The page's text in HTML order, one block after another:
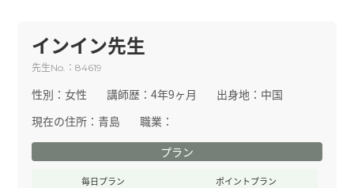
インイン先生
先生No. ：84619
性別：女性 講師歴：4年9ヶ月 出身地： 中国
現在の住所： 青島
職業：
プラン
毎日プラン ポイントプラン